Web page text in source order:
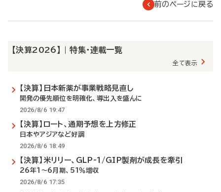
前のページに戻る
【決算2026】 | 特集・連載一覧
全て表示
【決算】日本新薬が事業戦略見直し
開発の優先順位を明確化、導出入を盛んに
2026/8/6 19:47
【決算】ロート、通期予想を上方修正
日本やアジアなど好調
2026/8/6 18:49
【決算】米リリー、GLP-1/GIP製剤が成長を牽引
26年1～6月期、51％増収
2026/8/6 17:35